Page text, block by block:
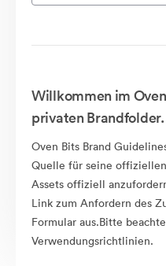
Willkommen im
privaten Brandfolder.
Oven Bits Brand
Quelle für seine
Assets offiziell
Link zum Anfordern des
Formular aus.Bitte
Verwendungsrichtlinien.